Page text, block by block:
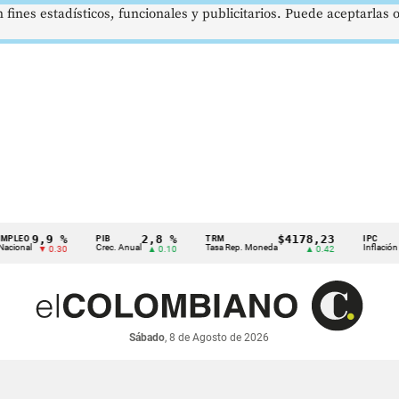
%
▼ 0.30
PIB
Crec. Anual
2,8 %
▲ 0.10
TRM
Tasa Rep. Moneda
$4178,23
▲ 0.42
IPC
Inflación anual
Sábado, 8 de Agosto de 2026
estadísticos, funcionales y publicitarios. Puede aceptarlas